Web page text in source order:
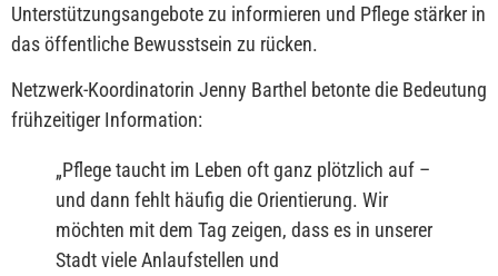
Unterstützungsangebote zu informieren und Pflege stärker in
das öffentliche Bewusstsein zu rücken.
Netzwerk-Koordinatorin Jenny Barthel betonte die Bedeutung
frühzeitiger Information:
„Pflege taucht im Leben oft ganz plötzlich auf –
und dann fehlt häufig die Orientierung. Wir
möchten mit dem Tag zeigen, dass es in unserer
Stadt viele Anlaufstellen und